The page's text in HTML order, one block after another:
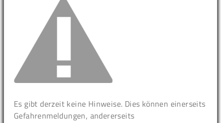
Es gibt derzeit keine Hinweise. Dies können einerseits
Gefahrenmeldungen, andererseits